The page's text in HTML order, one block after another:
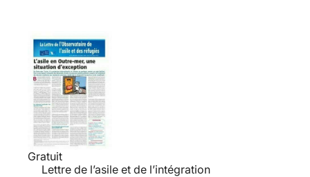
Gratuit
Lettre de l’asile et de l’intégration